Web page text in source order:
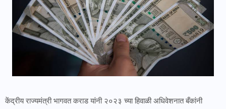
केंद्रीय राज्यमंत्री भागवत कराड यांनी २०२३ च्या हिवाळी अधिवेशनात बँकांनी